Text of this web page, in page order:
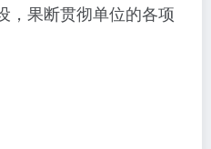
，果断贯彻单位的各项